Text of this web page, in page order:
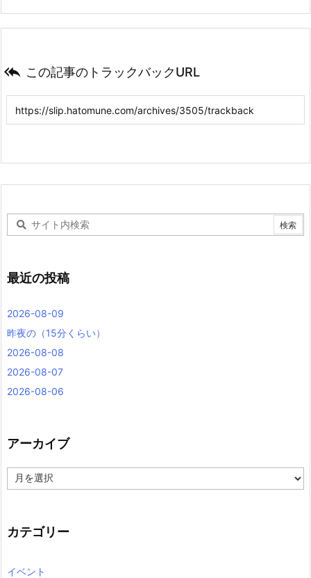
 この記事のトラックバックURL
最近の投稿
2026-08-09
昨夜の（15分くらい）
2026-08-08
2026-08-07
2026-08-06
アーカイブ
ー
ブ
カテゴリー
イベント